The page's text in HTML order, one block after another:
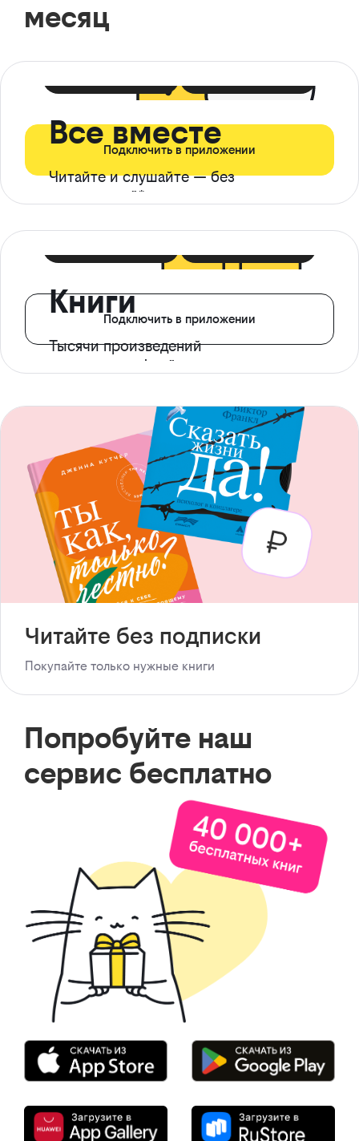
месяц
Все вместе
Читайте и слушайте — без
ограничений*
Подключить в приложении
Книги
Тысячи произведений
с доступом офлайн
Подключить в приложении
Читайте без подписки
Покупайте только нужные книги
Попробуйте наш
сервис бесплатно